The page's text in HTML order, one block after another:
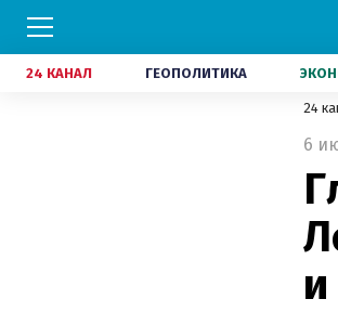
24 КАНАЛ ГЕОПОЛИТИКА
24
6